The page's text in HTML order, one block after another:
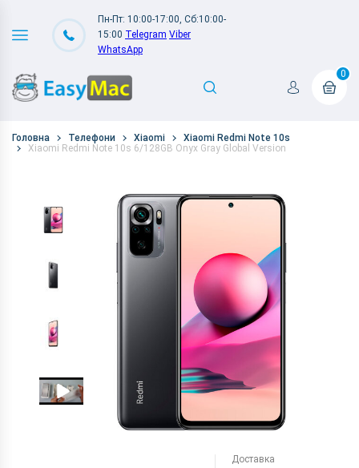
Пн-Пт: 10:00-17:00, Сб:10:00-
15:00 Telegram Viber
WhatsApp
0
Головна Телефони Xiaomi
Xiaomi Redmi Note 10s
Xiaomi Redmi Note 10s 6/128GB Onyx Gray Global Version
Доставка